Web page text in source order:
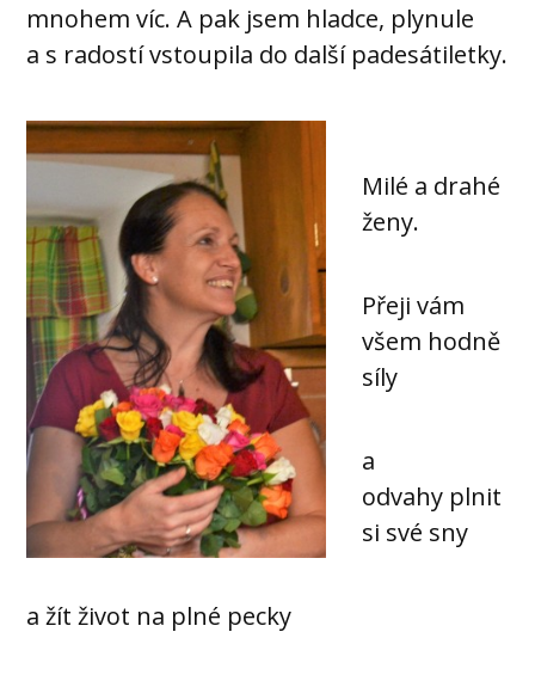
mnohem víc. A pak jsem hladce, plynule
a s radostí vstoupila do další padesátiletky.
Milé a drahé
ženy.
Přeji vám
všem hodně
síly
a
odvahy plnit
si své sny
a žít život na plné pecky